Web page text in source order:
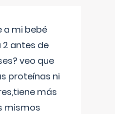
a mi bebé
2 antes de
veo que
proteínas ni
más
mismos